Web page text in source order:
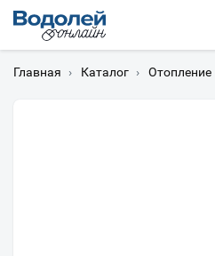
Главная › Каталог › Отопление